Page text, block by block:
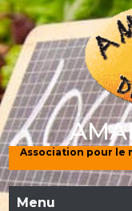
Skip
to
content
Association pour le
Menu